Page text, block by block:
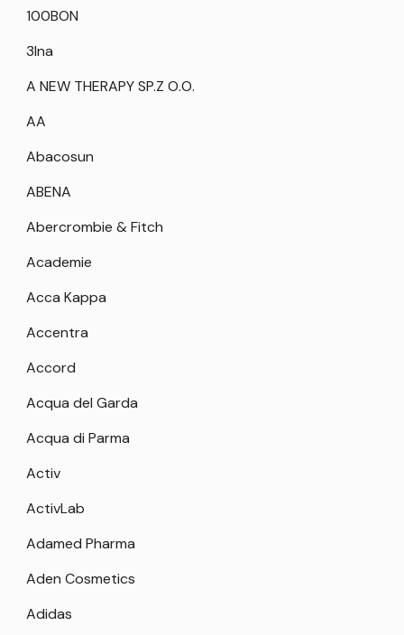
100BON
3Ina
A NEW THERAPY SP.Z O.O.
AA
Abacosun
ABENA
Abercrombie & Fitch
Academie
Acca Kappa
Accentra
Accord
Acqua del Garda
Acqua di Parma
Activ
ActivLab
Adamed Pharma
Aden Cosmetics
Adidas